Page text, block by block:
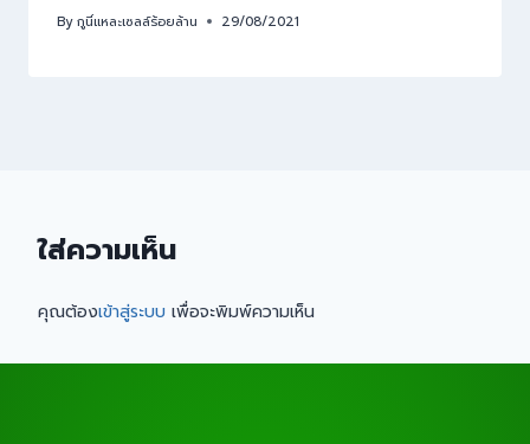
Byกูนี่แหละเซลล์ร้อยล้าน 29/08/2021
ใส่ความเห็น
คุณต้องเข้าสู่ระบบ เพื่อจะพิมพ์ความเห็น